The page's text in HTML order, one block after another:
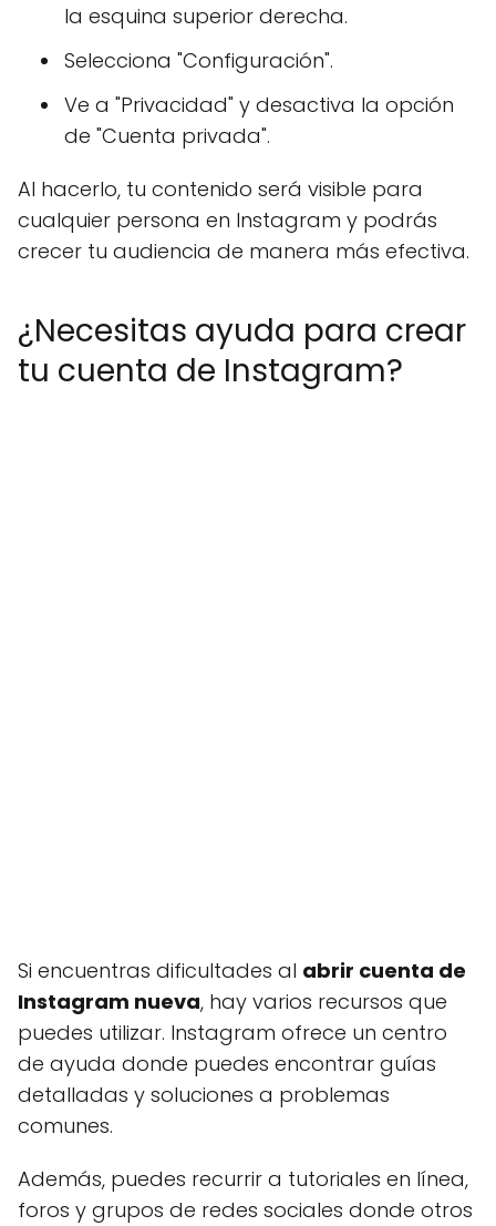
la esquina superior derecha.
Selecciona "Configuración".
Ve a "Privacidad" y desactiva la opción
de "Cuenta privada".
Al hacerlo, tu contenido será visible para
cualquier persona en Instagram y podrás
crecer tu audiencia de manera más efectiva.
¿Necesitas ayuda para crear
tu cuenta de Instagram?
Si encuentras dificultades al abrir cuenta de
Instagram nueva, hay varios recursos que
puedes utilizar. Instagram ofrece un centro
de ayuda donde puedes encontrar guías
detalladas y soluciones a problemas
comunes.
Además, puedes recurrir a tutoriales en línea,
foros y grupos de redes sociales donde otros